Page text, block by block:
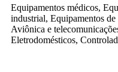
Equipamentos médicos,
industrial, Equipamentos
Aviônica e
Eletrodomésticos,